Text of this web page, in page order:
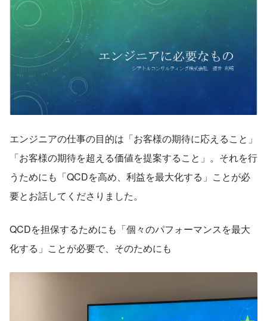
エンジニアの仕事の目的は「お客様の期待に応えること」
「お客様の期待を超える価値を提案すること」。それを行
うためにも「QCDを高め、利益を最大化する」ことが必
要とお話してくださりました。
QCDを担保するためにも「個々のパフォーマンスを最大
化する」ことが必要で、そのためにも